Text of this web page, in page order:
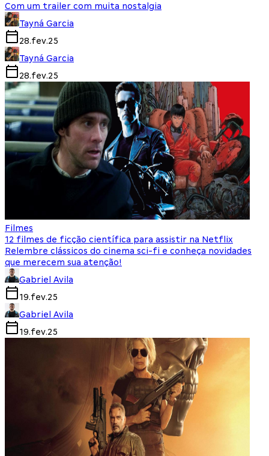
Com um trailer com muita nostalgia
Tayná Garcia
28.fev.25
Tayná Garcia
28.fev.25
Filmes
12 filmes de ficção científica para assistir na Netflix
Relembre clássicos do cinema sci-fi e conheça novidades
que merecem sua atenção!
Gabriel Avila
19.fev.25
Gabriel Avila
19.fev.25